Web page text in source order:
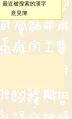
最近被搜索的漢字
意見簿